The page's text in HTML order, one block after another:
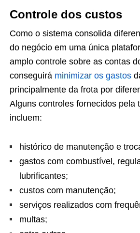
Controle dos custos
Como o sistema consolida
do negócio em uma única
amplo controle sobre as contas
conseguirá minimizar os gastos
principalmente da frota por
Alguns controles fornecidos pela
incluem:
histórico de manutenção e
gastos com combustível,
lubrificantes;
custos com manutenção;
serviços realizados com
multas;